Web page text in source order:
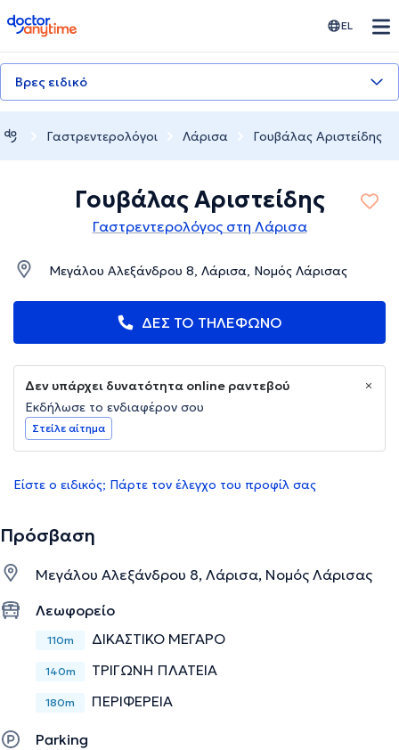
doctoranytime EL
Βρες ειδικό
Γαστρεντερολόγοι Λάρισα Γουβάλας Αριστείδης
Γουβάλας Αριστείδης
Γαστρεντερολόγος στη Λάρισα
Μεγάλου Αλεξάνδρου 8, Λάρισα, Νομός Λάρισας
ΔΕΣ ΤΟ ΤΗΛΕΦΩΝΟ
Δεν υπάρχει δυνατότητα online ραντεβού
Εκδήλωσε το ενδιαφέρον σου
Στείλε αίτημα
Είστε ο ειδικός; Πάρτε τον έλεγχο του προφίλ σας
Πρόσβαση
Μεγάλου Αλεξάνδρου 8, Λάρισα, Νομός Λάρισας
Λεωφορείο
110m ΔΙΚΑΣΤΙΚΟ ΜΕΓΑΡΟ
140m ΤΡΙΓΩΝΗ ΠΛΑΤΕΙΑ
180m ΠΕΡΙΦΕΡΕΙΑ
Parking